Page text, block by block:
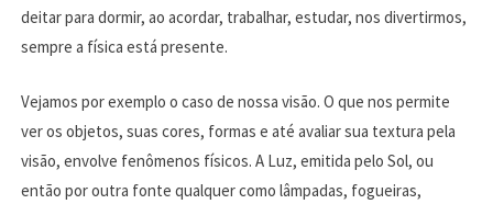
deitar para dormir, ao acordar, trabalhar, estudar, nos divertirmos,
sempre a física está presente.
Vejamos por exemplo o caso de nossa visão. O que nos permite
ver os objetos, suas cores, formas e até avaliar sua textura pela
visão, envolve fenômenos físicos. A Luz, emitida pelo Sol, ou
então por outra fonte qualquer como lâmpadas, fogueiras,